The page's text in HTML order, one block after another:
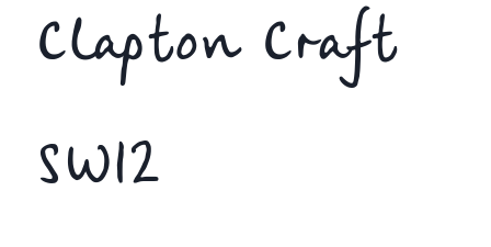
Clapton Craft
SW12